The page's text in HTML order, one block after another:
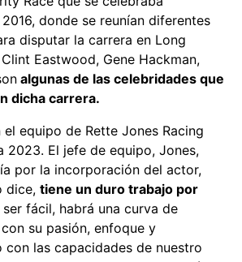
donde se reunían diferentes
disputar la carrera en Long
Eastwood, Gene Hackman,
algunas de las celebridades que
dicha carrera.
equipo de Rette Jones Racing
2023. El jefe de equipo, Jones,
por la incorporación del actor,
dice, tiene un duro trabajo por
fácil, habrá una curva de
su pasión, enfoque y
las capacidades de nuestro